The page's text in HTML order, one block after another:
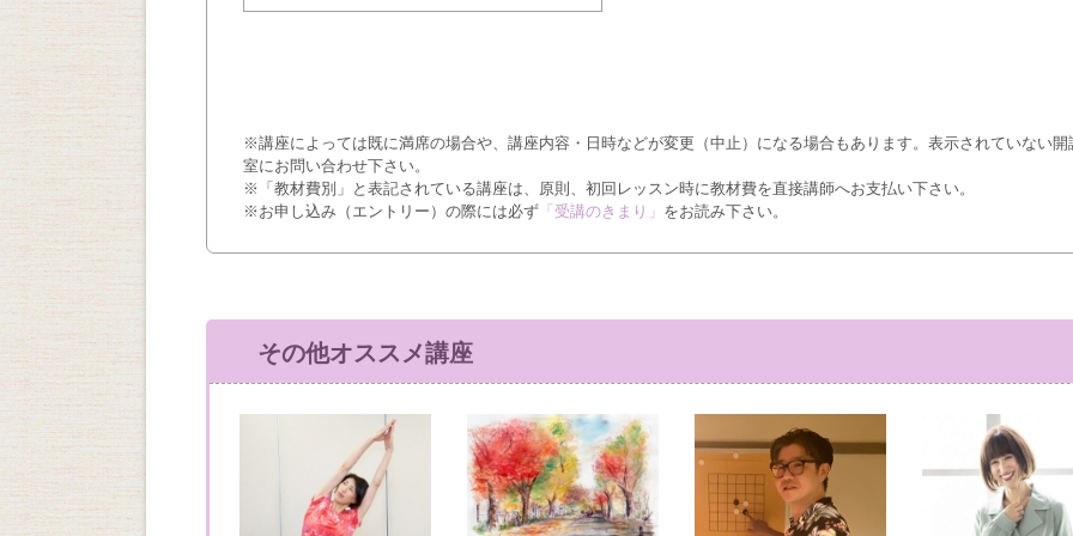
※講座によっては既に満席の場合や、講座内容・日時などが変更（中止）になる場合もあります。表示されていない
室にお問い合わせ下さい。
※「教材費別」と表記されている講座は、原則、初回レッスン時に教材費を直接講師へお支払い下さい。
※お申し込み（エントリー）の際には必ず 「受講のきまり」 をお読み下さい。
その他オススメ講座